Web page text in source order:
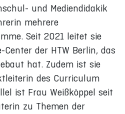
und Mediendidakik
mehrere
Seit 2021 leitet sie
Center der HTW Berlin, das
hat. Zudem ist sie
des Curriculum
ist Frau Weißköppel seit
zu Themen der